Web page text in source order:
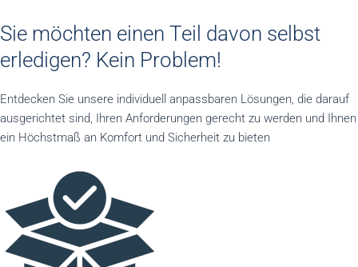
Sie möchten einen Teil davon selbst
erledigen? Kein Problem!
Entdecken Sie unsere individuell anpassbaren Lösungen, die darauf
ausgerichtet sind, Ihren Anforderungen gerecht zu werden und Ihnen
ein Höchstmaß an Komfort und Sicherheit zu bieten